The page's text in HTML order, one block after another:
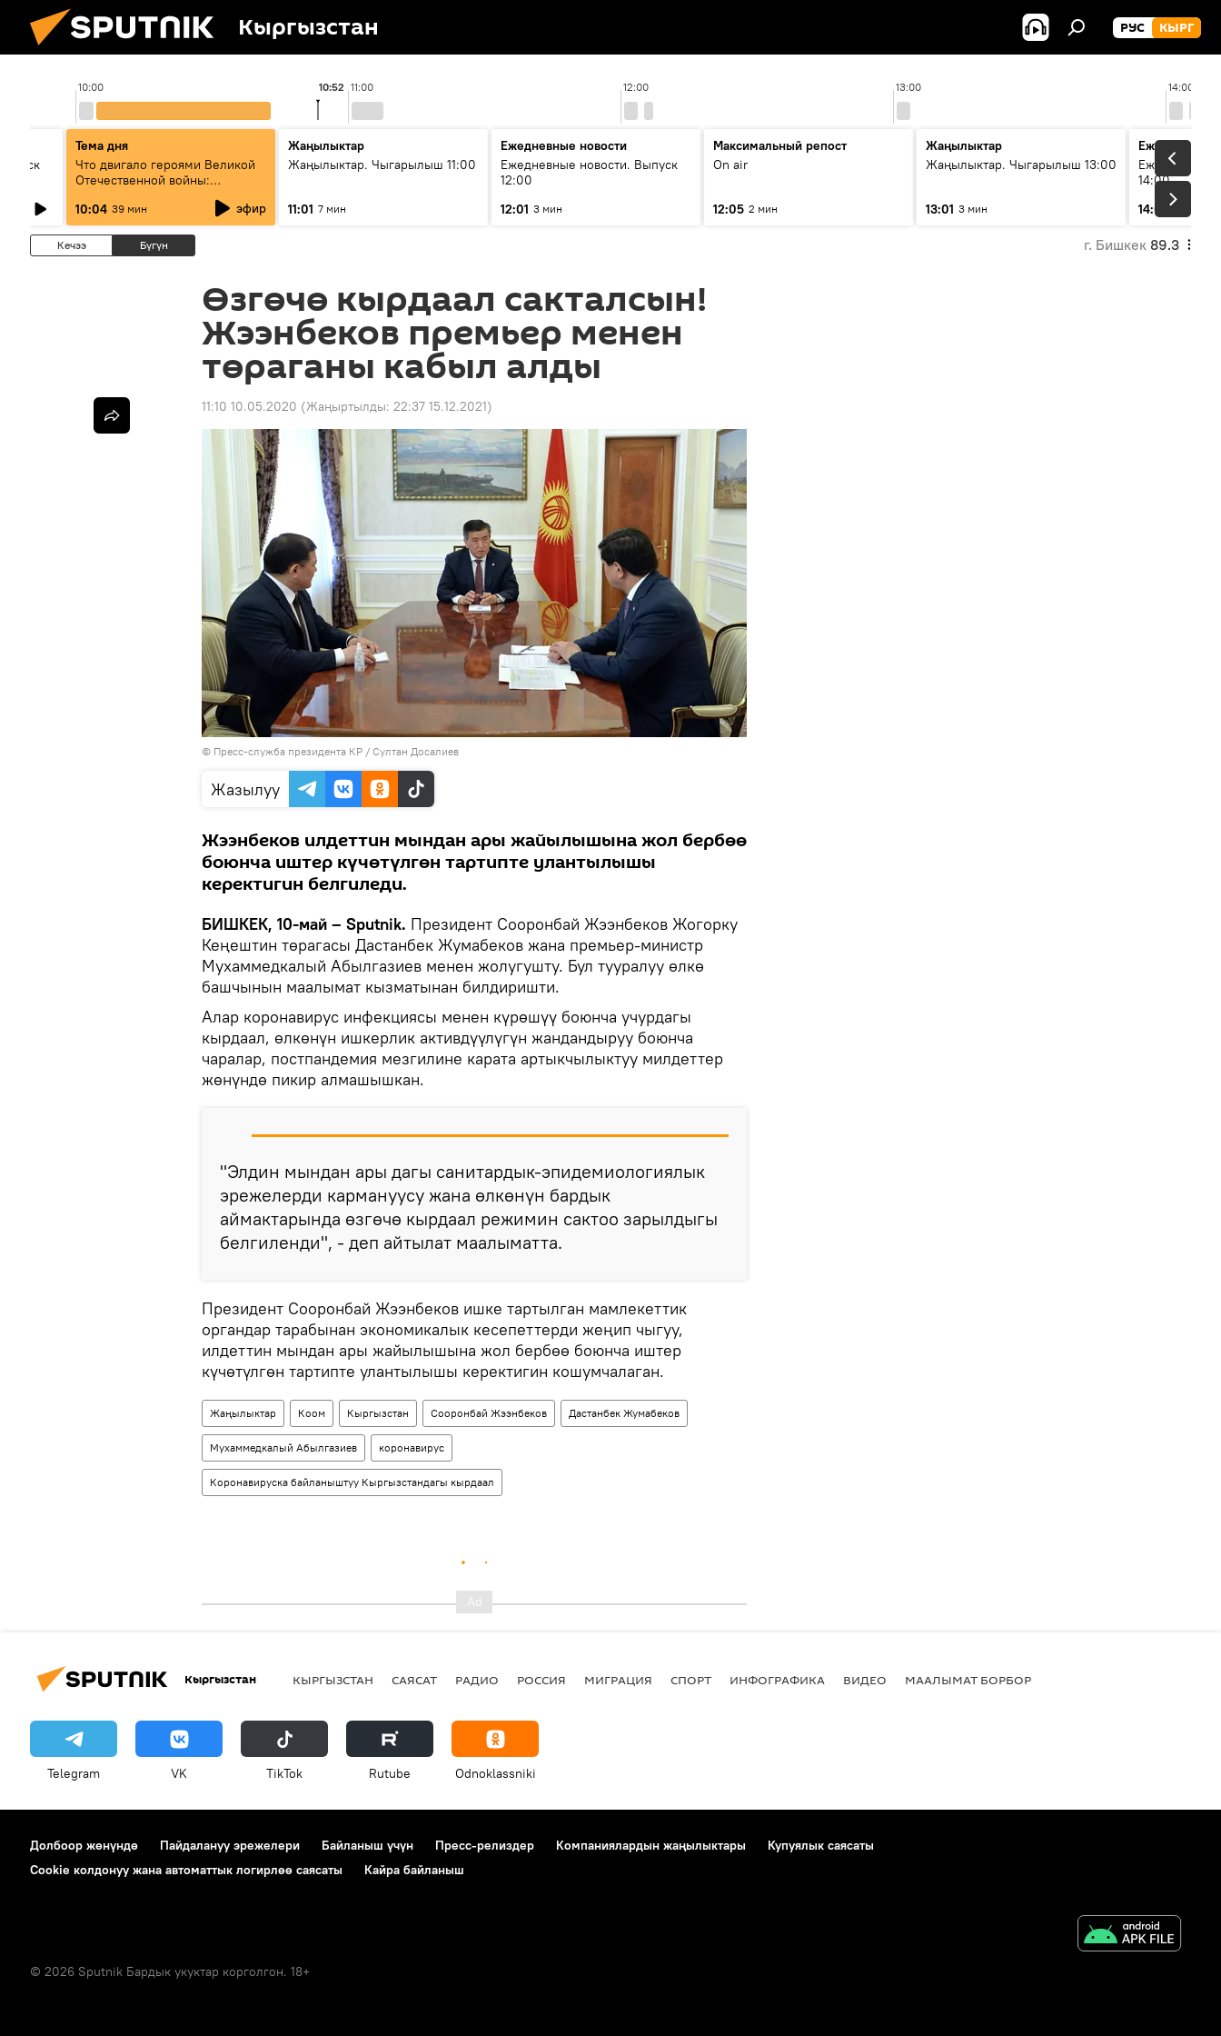
Кыргызстан РУС КЫРГ
10:00 11:00 12:00 13:00 14:00
10:52
Тема дня
Что двигало героями Великой
Отечественной войны:
Тулебердиева
10:04 39 мин эфир
Жаңылыктар
Жаңылыктар. Чыгарылыш 11:00
11:01 7 мин
Ежедневные новости
Ежедневные новости. Выпуск
12:00
12:01 3 мин
Максимальный репост
On air
12:05 2 мин
Жаңылыктар
Жаңылыктар. Чыгарылыш 13:00
13:01 3 мин
Ежедневные
Ежедневные
14:00
14:01
3 мин
Кечээ Бүгүн г. Бишкек 89.3
Өзгөчө кырдаал сакталсын!
Жээнбеков премьер менен
төраганы кабыл алды
11:10 10.05.2020 (Жаңыртылды: 22:37 15.12.2021)
© Пресс-служба президента КР / Султан Досалиев
Жазылуу
Жээнбеков илдеттин мындан ары жайылышына жол бербөө
боюнча иштер күчөтүлгөн тартипте улантылышы
керектигин белгиледи.
БИШКЕК, 10-май – Sputnik. Президент Сооронбай Жээнбеков Жогорку
Кеңештин төрагасы Дастанбек Жумабеков жана премьер-министр
Мухаммедкалый Абылгазиев менен жолугушту. Бул тууралуу өлкө
башчынын маалымат кызматынан билдиришти.
Алар коронавирус инфекциясы менен күрөшүү боюнча учурдагы
кырдаал, өлкөнүн ишкерлик активдүүлүгүн жандандыруу боюнча
чаралар, постпандемия мезгилине карата артыкчылыктуу милдеттер
жөнүндө пикир алмашышкан.
"Элдин мындан ары дагы санитардык-эпидемиологиялык
эрежелерди кармануусу жана өлкөнүн бардык
аймактарында өзгөчө кырдаал режимин сактоо зарылдыгы
белгиленди", - деп айтылат маалыматта.
Президент Сооронбай Жээнбеков ишке тартылган мамлекеттик
органдар тарабынан экономикалык кесепеттерди жеңип чыгуу,
илдеттин мындан ары жайылышына жол бербөө боюнча иштер
күчөтүлгөн тартипте улантылышы керектигин кошумчалаган.
Жаңылыктар Коом Кыргызстан Сооронбай Жээнбеков Дастанбек Жумабеков
Мухаммедкалый Абылгазиев коронавирус
Коронавируска байланыштуу Кыргызстандагы кырдаал
Кыргызстан КЫРГЫЗСТАН САЯСАТ РАДИО РОССИЯ МИГРАЦИЯ СПОРТ ИНФОГРАФИКА ВИДЕО МААЛЫМАТ БОРБОР
Telegram VK ТikТоk Rutube Odnoklassniki
Долбоор жөнүндө Пайдалануу эрежелери Байланыш үчүн Пресс-релиздер Компаниялардын жаңылыктары
Купуялык саясаты
Cookie колдонуу жана автоматтык логирлөө саясаты
Кайра байланыш
© 2026 Sputnik Бардык укуктар корголгон. 18+